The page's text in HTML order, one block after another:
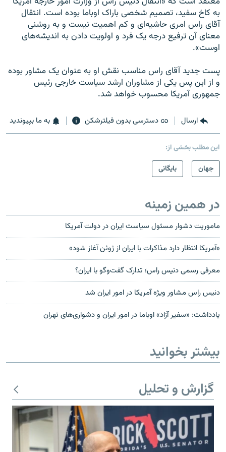
به کاخ سفيد، تصميم شخصی باراک اوباما بوده است. انتقال
آقای راس امری حاشيه‌ای و کم اهميت نيست و به روشنی
معنای آن ترفيع درجه يک فرد و اولويت دادن به انديشه‌های
اوست».
پست جديد آقای راس مناسب نقش او به عنوان يک مشاور بوده
و از اين پس يکی از مشاوران ارشد سياست خارجی رئيس
جمهوری آمريکا محسوب خواهد شد.
ارسال دسترسی بدون فیلترشکن به ما بپیوندید
این مطلب بخشی از:
جهان
بایگانی
در همین زمینه
ماموریت دشوار مسئول سیاست ایران در دولت آمریکا
«آمریکا انتظار دارد مذاکرات با ایران از ژوئن آغاز شود»
معرفی رسمی دنیس راس؛ تدارک گفت‌وگو با ایران؟
دنیس راس مشاور ویژه آمریکا در امور ایران شد
یادداشت: «سفیر آزاد» اوباما در امور ایران و دشواری‌های تهران
بیشتر بخوانید
گزارش و تحلیل